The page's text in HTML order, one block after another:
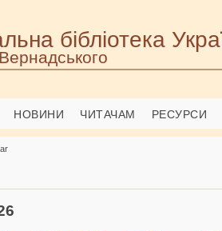
бібліотека
НОВИНИ ЧИТАЧАМ РЕСУРСИ